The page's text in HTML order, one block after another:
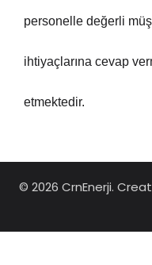
personelle değerli
ihtiyaçlarına cevap
etmektedir.
© 2026 CrnEnerji.